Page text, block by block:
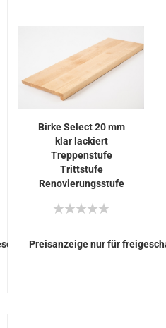
Kunden
Birke Select 20 mm
klar lackiert
Treppenstufe
Trittstufe
Renovierungsstufe
Preisanzeige nur für